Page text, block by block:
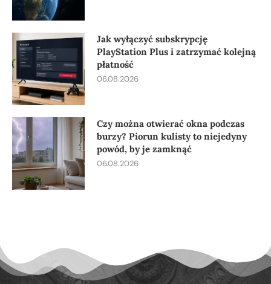
Jak wyłączyć subskrypcję
PlayStation Plus i zatrzymać kolejną
płatność
06.08.2026
Czy można otwierać okna podczas
burzy? Piorun kulisty to niejedyny
powód, by je zamknąć
06.08.2026